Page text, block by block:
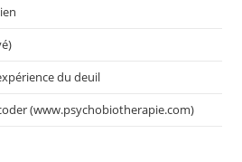
du deuil
(www.psychobiotherapie.com)